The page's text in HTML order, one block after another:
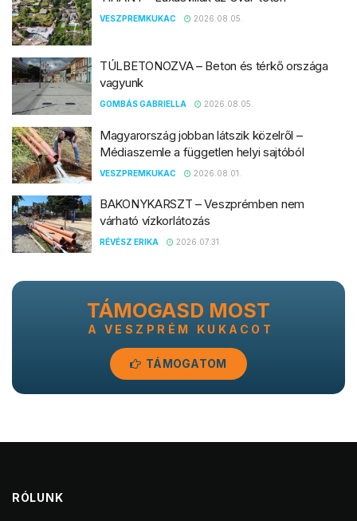
VESZPREMKUKAC 2026.08.05.
TÚLBETONOZVA – Beton és térkő országa
vagyunk
GOMBÁS GABRIELLA 2026.08.05.
Magyarország jobban látszik közelről –
Médiaszemle a független helyi sajtóból
VESZPREMKUKAC 2026.08.01.
BAKONYKARSZT – Veszprémben nem
várható vízkorlátozás
RÉVÉSZ ERIKA 2026.07.31.
TÁMOGASD MOST
A VESZPRÉM KUKACOT
TÁMOGATOM
RÓLUNK